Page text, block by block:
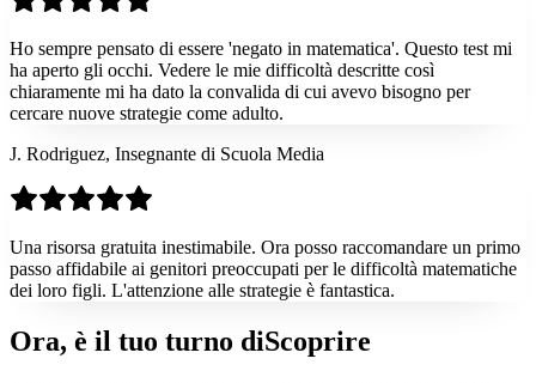
Ho sempre pensato di essere 'negato in matematica'. Questo test mi
ha aperto gli occhi. Vedere le mie difficoltà descritte così
chiaramente mi ha dato la convalida di cui avevo bisogno per
cercare nuove strategie come adulto.
J. Rodriguez, Insegnante di Scuola Media
Una risorsa gratuita inestimabile. Ora posso raccomandare un primo
passo affidabile ai genitori preoccupati per le difficoltà matematiche
dei loro figli. L'attenzione alle strategie è fantastica.
Ora, è il tuo turno diScoprire